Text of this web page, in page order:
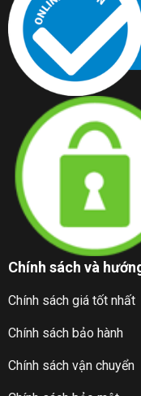
Chính sách và
Chính sách giá tốt nhất
Chính sách bảo hành
Chính sách vận chuyển